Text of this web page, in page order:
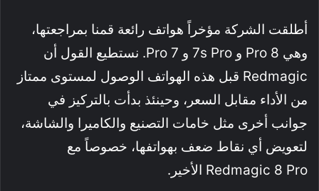
أطلقت الشركة مؤخراً هواتف رائعة قمنا بمراجعتها،
وهي 8 Pro و 7s Pro و 7 Pro. نستطيع القول أن
Redmagic قبل هذه الهواتف الوصول لمستوى ممتاز
من الأداء مقابل السعر، وحينئذ بدأت بالتركيز في
جوانب أخرى مثل خامات التصنيع والكاميرا والشاشة،
لتعويض أي نقاط ضعف بهواتفها، خصوصاً مع
Redmagic 8 Pro الأخير.